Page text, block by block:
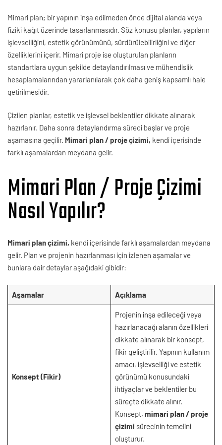
Mimari plan; bir yapının inşa edilmeden önce dijital alanda veya
fiziki kağıt üzerinde tasarlanmasıdır. Söz konusu planlar, yapıların
işlevselliğini, estetik görünümünü, sürdürülebilirliğini ve diğer
özelliklerini içerir. Mimari proje ise oluşturulan planların
standartlara uygun şekilde detaylandırılması ve mühendislik
hesaplamalarından yararlanılarak çok daha geniş kapsamlı hale
getirilmesidir.
Çizilen planlar, estetik ve işlevsel beklentiler dikkate alınarak
hazırlanır. Daha sonra detaylandırma süreci başlar ve proje
aşamasına geçilir. Mimari plan / proje çizimi, kendi içerisinde
farklı aşamalardan meydana gelir.
Mimari Plan / Proje Çizimi
Nasıl Yapılır?
Mimari plan çizimi, kendi içerisinde farklı aşamalardan meydana
gelir. Plan ve projenin hazırlanması için izlenen aşamalar ve
bunlara dair detaylar aşağıdaki gibidir:
Aşamalar Açıklama
Konsept (Fikir)
Projenin inşa edileceği veya
hazırlanacağı alanın özellikleri
dikkate alınarak bir konsept,
fikir geliştirilir. Yapının kullanım
amacı, işlevselliği ve estetik
görünümü konusundaki
ihtiyaçlar ve beklentiler bu
süreçte dikkate alınır.
Konsept, mimari plan / proje
çizimi sürecinin temelini
oluşturur.